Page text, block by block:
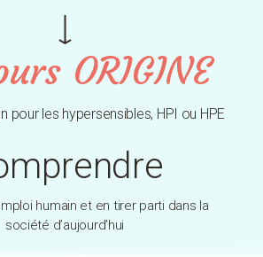
ORIGINE
pour les hypersensibles, HPI ou HPE
humain et en tirer parti dans la
société d’aujourd’hui